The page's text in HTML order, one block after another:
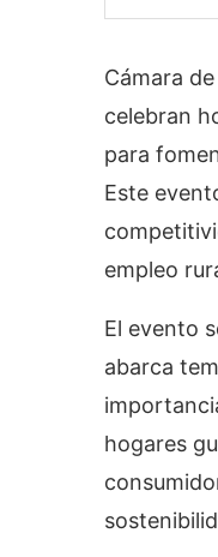
Cámara
celebran
para
Este
empleo
El evento
abarca
hogares